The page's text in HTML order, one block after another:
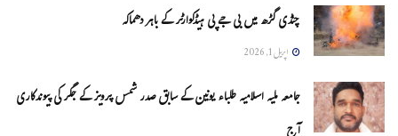
چنڈی گڑھ میں بی جے پی ہیڈکوارٹر کے باہر دھماکہ
اپریل 1, 2026
جامعہ ملیہ اسلامیہ طلباء یونین کے سابق صدر شمس پرویز کے جگر کی پیوندکاری